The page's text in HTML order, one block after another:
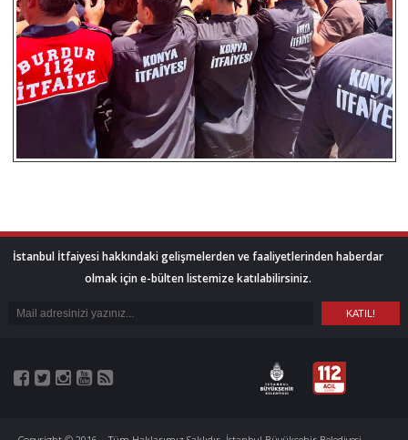
İstanbul İtfaiyesi hakkındaki gelişmelerden ve faaliyetlerinden haberdar
olmak için e-bülten listemize katılabilirsiniz.